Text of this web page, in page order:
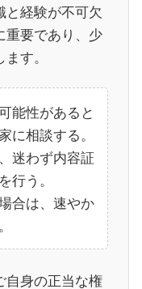
経験が不可欠
重要であり、少
す。
能性があると
に相談する。
迷わず内容証
行う。
合は、速やか
自身の正当な権